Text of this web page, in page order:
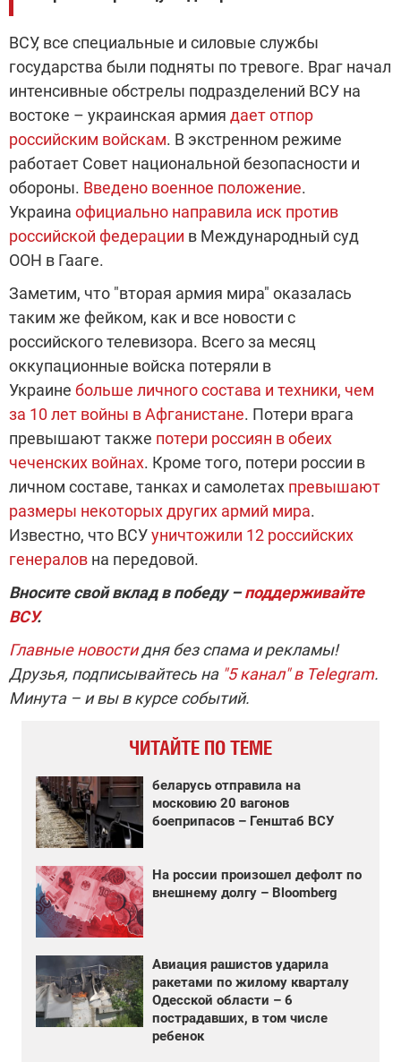
ВСУ, все специальные и силовые службы
государства были подняты по тревоге. Враг начал
интенсивные обстрелы подразделений ВСУ на
востоке – украинская армия дает отпор
российским войскам. В экстренном режиме
работает Совет национальной безопасности и
обороны. Введено военное положение.
Украина официально направила иск против
российской федерации в Международный суд
ООН в Гааге.
Заметим, что "вторая армия мира" оказалась
таким же фейком, как и все новости с
российского телевизора. Всего за месяц
оккупационные войска потеряли в
Украине больше личного состава и техники, чем
за 10 лет войны в Афганистане. Потери врага
превышают также потери россиян в обеих
чеченских войнах. Кроме того, потери россии в
личном составе, танках и самолетах превышают
размеры некоторых других армий мира.
Известно, что ВСУуничтожили 12 российских
генералов на передовой.
Вносите свой вклад в победу –поддерживайте
ВСУ.
Главные новостидня без спама и рекламы!
Друзья, подписывайтесь на "5 канал" в Telegram.
Минута – и вы в курсе событий.
ЧИТАЙТЕ ПО ТЕМЕ
беларусь отправила на
московию 20 вагонов
боеприпасов – Генштаб ВСУ
На россии произошел дефолт по
внешнему долгу – Bloomberg
Авиация рашистов ударила
ракетами по жилому кварталу
Одесской области – 6
пострадавших, в том числе
ребенок